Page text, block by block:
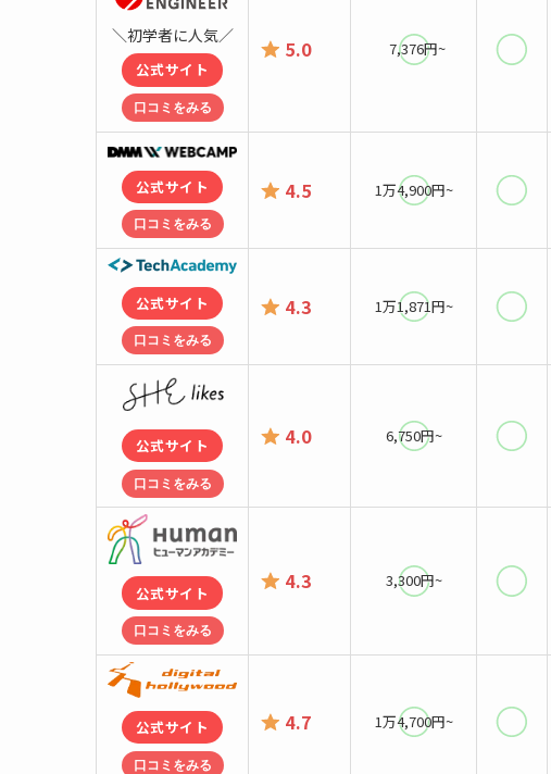
＼初学者に人気／
公式サイト
口コミをみる
5.0 7,376円~
公式サイト
口コミをみる
4.5 1万4,900円~
公式サイト
口コミをみる
4.3 1万1,871円~
公式サイト
口コミをみる
4.0 6,750円~
公式サイト
口コミをみる
4.3 3,300円~
公式サイト
口コミをみる
4.7 1万4,700円~